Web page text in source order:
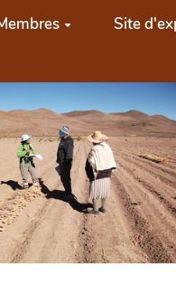
Site